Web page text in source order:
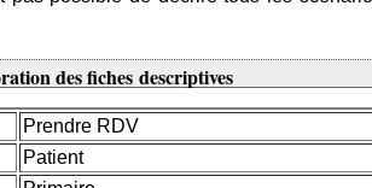
des fiches descriptives
Prendre RDV
Patient